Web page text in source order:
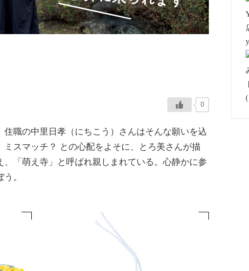
0
住職の中里日孝（にちこう）さんはそんな願いを込
スマッチ？ との心配をよそに、とろ美さんが描
、「萌え寺」と呼ばれ親しまれている。心静かに参
。